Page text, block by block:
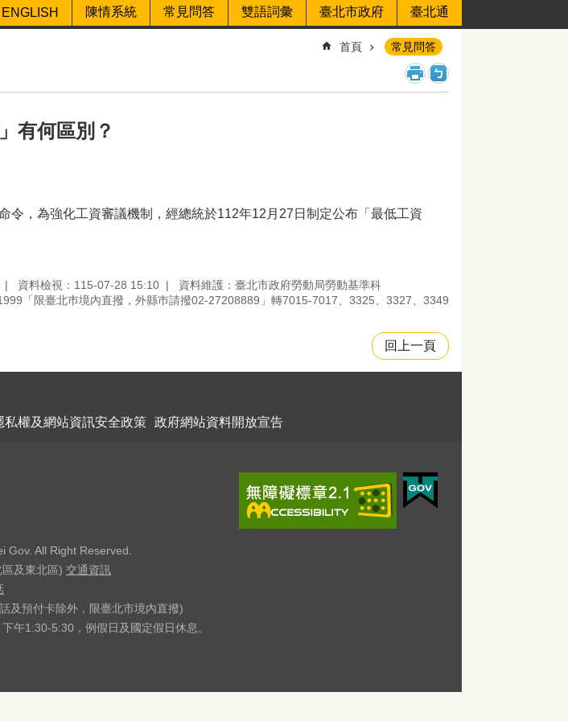
ENGLISH 陳情系統 常見問答 雙語詞彙 臺北市政府 臺北通
首頁 常見問答
有何區別？
令，為強化工資審議機制，經總統於112年12月27日制定公布「最低工資
資料檢視：115-07-28 15:10
資料維護：臺北市政府勞動局勞動基準科
「限臺北巿境內直撥，外縣巿請撥02-27208889」轉7015-7017、3325、3327、3349
回上一頁
私權及網站資訊安全政策 政府網站資料開放宣告
Gov. All Right Reserved.
及東北區) 交通資訊
及預付卡除外，限臺北市境內直撥)
午1:30-5:30，例假日及國定假日休息。